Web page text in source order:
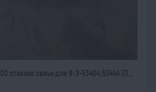
стакана свечи для Я-З-53404,53444 (П...